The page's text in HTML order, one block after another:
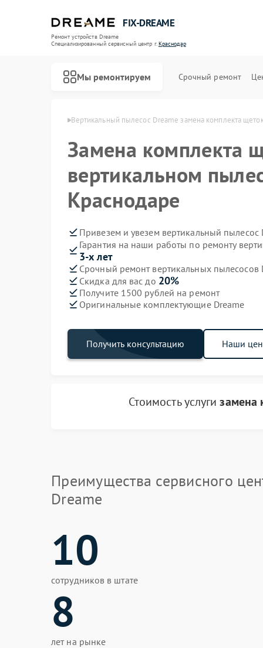
FIX-DREAME
Ремонт устройств Dreame
Специализированный cервисный центр г.Краснодар
Мы ремонтируем Срочный ремонт
Вертикальный пылесос Dreame замена комплекта
Замена комплекта
вертикальном
Краснодаре
Привезем и увезем вертикальный пылесос
Гарантия на наши работы по ремонту
3-х лет
Срочный ремонт вертикальных пылесосов
Скидка для вас до 20%
Получите 1500 рублей на ремонт
Оригинальные комплектующие Dreame
Получить консультацию Наши
Стоимость услугизамена
Преимущества сервисного
Dreame
10
сотрудников в штате
8
лет на рынке